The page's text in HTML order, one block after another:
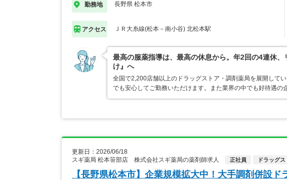
勤務地 長野県 松本市
アクセス ＪＲ大糸線(松本－南小谷) 北松本駅
最高の服薬指導は、最高の休息から。年2回の4連休
け』へ
全国で2,200店舗以上のドラッグストア・調剤薬局を展開して
でも安心してご勤務いただけます。また業界の中でも好待遇
更新日：2026/06/18
スギ薬局 松本笹部店 株式会社スギ薬局の薬剤師求人
正社員 ドラッグス
【長野県松本市】企業規模拡大中！大手調剤併設